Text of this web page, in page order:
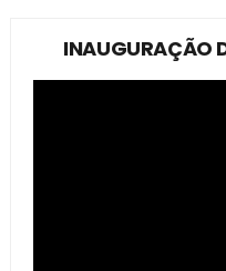
INAUGURAÇÃO